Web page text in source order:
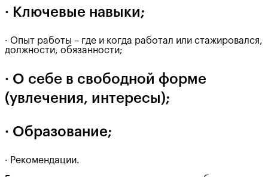
· Ключевые навыки;
· Опыт работы – где и когда работал или стажировался,
должности, обязанности;
· О себе в свободной форме
(увлечения, интересы);
· Образование;
· Рекомендации.